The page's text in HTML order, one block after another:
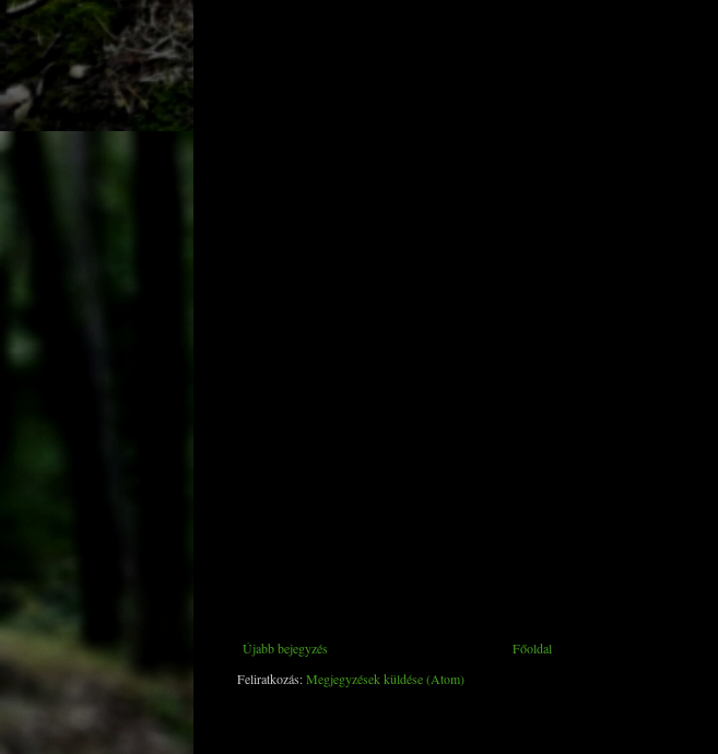
Újabb bejegyzés
Főoldal
Feliratkozás:Megjegyzések küldése (Atom)